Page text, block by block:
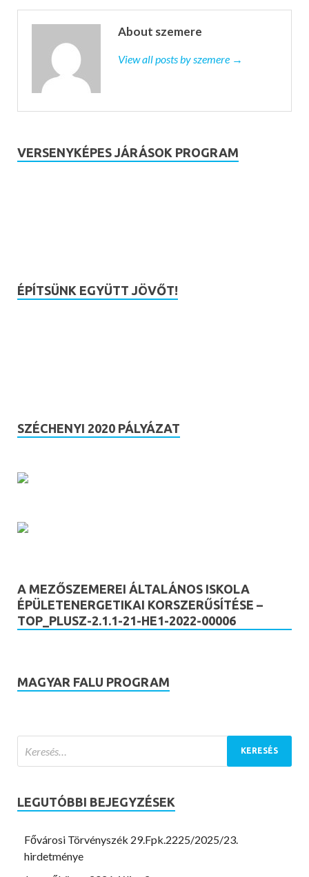
About szemere
View all posts by szemere →
VERSENYKÉPES JÁRÁSOK PROGRAM
ÉPÍTSÜNK EGYÜTT JÖVŐT!
SZÉCHENYI 2020 PÁLYÁZAT
A MEZŐSZEMEREI ÁLTALÁNOS ISKOLA
ÉPÜLETENERGETIKAI KORSZERŰSÍTÉSE –
TOP_PLUSZ-2.1.1-21-HE1-2022-00006
MAGYAR FALU PROGRAM
LEGUTÓBBI BEJEGYZÉSEK
Fővárosi Törvényszék 29.Fpk.2225/2025/23.
hirdetménye